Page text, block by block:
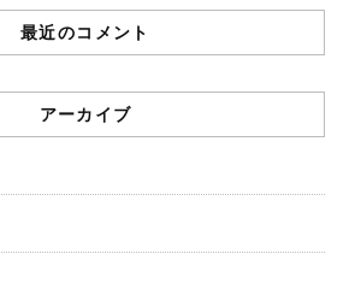
最近のコメント
アーカイブ